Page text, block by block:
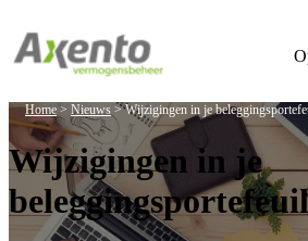
All
Accessibility
screen
reader.
To
start
the
Home > Nieuws >Wijzigingen in je
Wijzigingen in je